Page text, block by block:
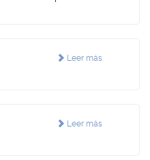
Leer más
Leer más